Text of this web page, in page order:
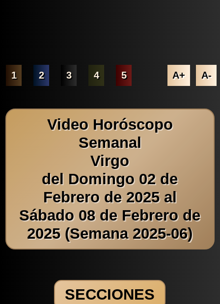
1 2 3 4 5 A+ A-
Video Horóscopo
Semanal
Virgo
del Domingo 02 de
Febrero de 2025 al
Sábado 08 de Febrero de
2025 (Semana 2025-06)
SECCIONES